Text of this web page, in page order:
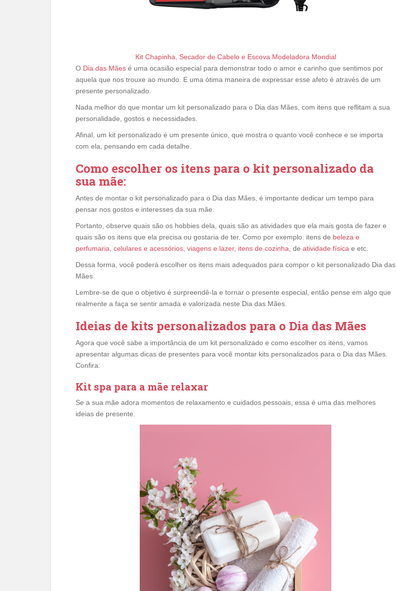
Kit Chapinha, Secador de Cabelo e Escova Modeladora Mondial
O Dia das Mães é uma ocasião especial para demonstrar todo o amor e carinho que sentimos por
aquela que nos trouxe ao mundo. E uma ótima maneira de expressar esse afeto é através de um
presente personalizado.
Nada melhor do que montar um kit personalizado para o Dia das Mães, com itens que reflitam a sua
personalidade, gostos e necessidades.
Afinal, um kit personalizado é um presente único, que mostra o quanto você conhece e se importa
com ela, pensando em cada detalhe.
Como escolher os itens para o kit personalizado da
sua mãe:
Antes de montar o kit personalizado para o Dia das Mães, é importante dedicar um tempo para
pensar nos gostos e interesses da sua mãe.
Portanto, observe quais são os hobbies dela, quais são as atividades que ela mais gosta de fazer e
quais são os itens que ela precisa ou gostaria de ter. Como por exemplo: itens de beleza e
perfumaria celulares e acessórios viagens e lazer, itens de cozinha , de atividade física e etc.
Dessa forma, você poderá escolher os itens mais adequados para compor o kit personalizado Dia das
Mães.
Lembre-se de que o objetivo é surpreendê-la e tornar o presente especial, então pense em algo que
realmente a faça se sentir amada e valorizada neste Dia das Mães.
Ideias de kits personalizados para o Dia das Mães
Agora que você sabe a importância de um kit personalizado e como escolher os itens, vamos
apresentar algumas dicas de presentes para você montar kits personalizados para o Dia das Mães.
Confira:
Kit spa para a mãe relaxar
Se a sua mãe adora momentos de relaxamento e cuidados pessoais, essa é uma das melhores
ideias de presente.